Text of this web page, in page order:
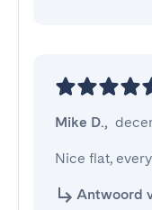
Mike D.,
Nice flat,
Antwoord